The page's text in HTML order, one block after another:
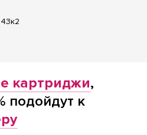
картриджи,
подойдут к